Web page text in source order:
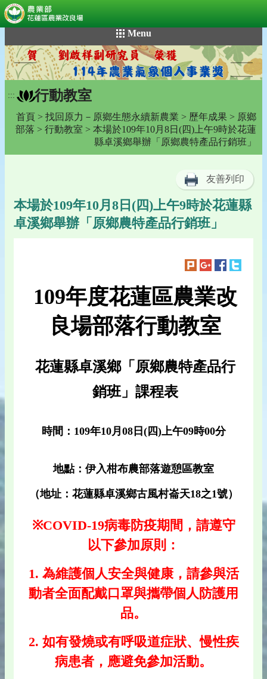
到
主
要
內
容
Menu
::: 行動教室
首頁 > 找回原力－原鄉生態永續新農業 > 歷年成果 > 原鄉
部落 > 行動教室 > 本場於109年10月8日(四)上午9時於花蓮
縣卓溪鄉舉辦「原鄉農特產品行銷班」
友善列印
本場於109年10月8日(四)上午9時於花蓮縣
卓溪鄉舉辦「原鄉農特產品行銷班」
109年度花蓮區農業改
良場部落行動教室
花蓮縣卓溪鄉「原鄉農特產品行
銷班」課程表
時間：109年10月08日(四)上午09時00分
地點：伊入柑布農部落遊憩區教室
（地址：花蓮縣卓溪鄉古風村崙天18之1號）
※COVID-19病毒防疫期間，請遵守
以下參加原則：
1. 為維護個人安全與健康，請參與活
動者全面配戴口罩與攜帶個人防護用
品。
2. 如有發燒或有呼吸道症狀、慢性疾
病患者，應避免參加活動。